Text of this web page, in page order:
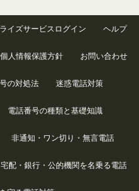
イズサービスログイン ヘルプ
個人情報保護方針 お問い合わせ
の対処法 迷惑電話対策
電話番号の種類と基礎知識
非通知・ワン切り・無言電話
宅配・銀行・公的機関を名乗る電話